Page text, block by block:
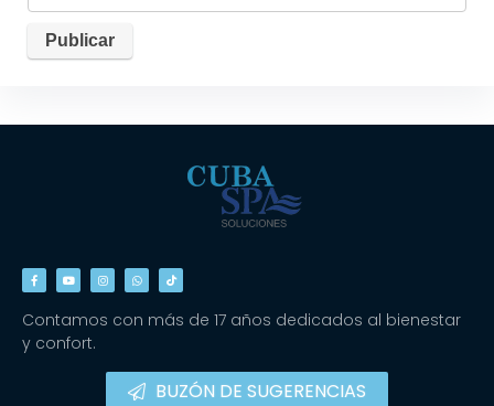
Contamos con más de 17 años dedicados al bienestar
y confort.
BUZÓN DE SUGERENCIAS